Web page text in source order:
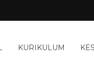
KURIKULUM